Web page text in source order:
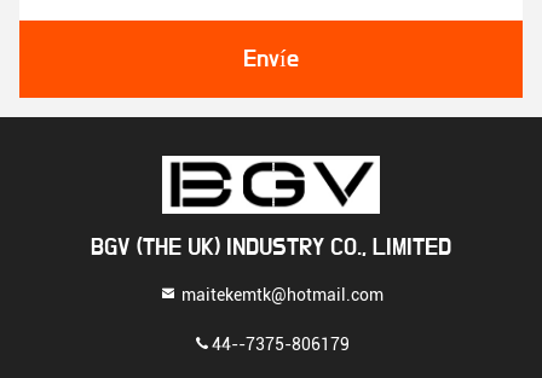
Envíe
BGV (THE UK) INDUSTRY CO., LIMITED
maitekemtk@hotmail.com
44--7375-806179